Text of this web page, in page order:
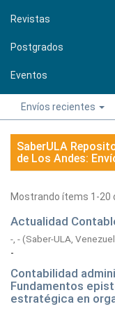
Revistas
Postgrados
Eventos
Envíos recientes
SaberULA
de Los Andes:
Mostrando ítems 1-20
Actualidad
-, -(Saber-ULA,
-
Contabilidad
Fundamentos
estratégica en